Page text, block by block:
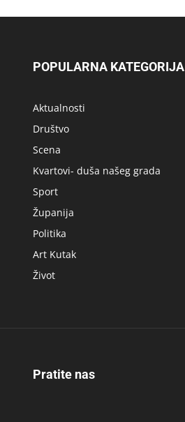
POPULARNA KATEGORIJA
Aktualnosti
Društvo
Scena
Kvartovi- duša našeg grada
Sport
Županija
Politika
Art Kutak
Život
Pratite nas